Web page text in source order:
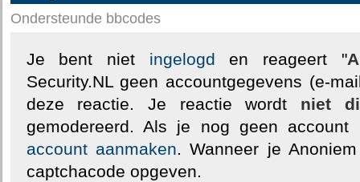
Ondersteunde bbcodes
Je bent niet ingelogd en reageert "
Security.NL geen accountgegevens (e-
deze reactie. Je reactie wordt niet
gemodereerd. Als je nog geen
account aanmaken. Wanneer je
captchacode opgeven.